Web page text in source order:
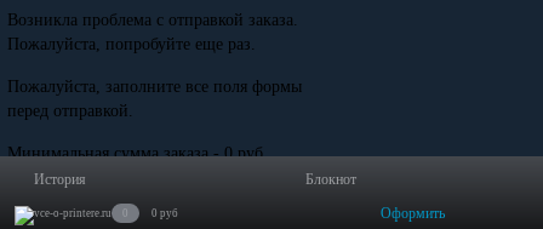
История Блокнот
0 0 руб Оформить
Возникла проблема с отправкой заказа.
Пожалуйста, попробуйте еще раз.
Пожалуйста, заполните все поля формы
перед отправкой.
Минимальная сумма заказа - 0 руб.